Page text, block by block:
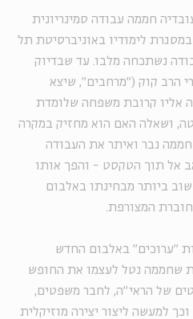
עובדיה חממה עבודה סמינריונית
לימודיו באוניברסיטת תל
נשתכחה מלבו. עד שבדיוק
הרב קוק ("מרחבים", שיצא
אליו קרובת משפחה שלומדת
ושאלה האם הוא מחזיק במקרה
חממה נבר ואיתר את העבודה
אל תוך הטקסט - והפך אותו
ביותר מבחינתו באלבום
המצורפת.
"ערוכים" באלבום החדש
שחממה נטל לעצמו את החופש
של הראי"ה, לחבר משפטים,
למעשה ליצור יצירה מוזיקלית